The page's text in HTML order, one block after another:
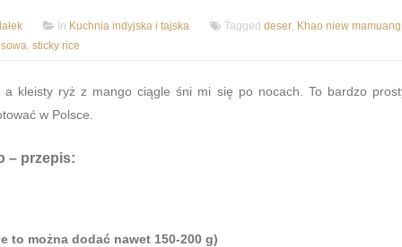
In Kuchnia indyjska i tajska Tagged deser, Khao niew mamuang
, sticky rice
a kleisty ryż z mango ciągle śni mi się po nocach. To bardzo
w Polsce.
– przepis:
to można dodać nawet 150-200 g)